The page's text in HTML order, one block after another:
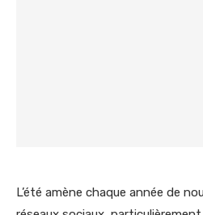
L’été amène chaque année de